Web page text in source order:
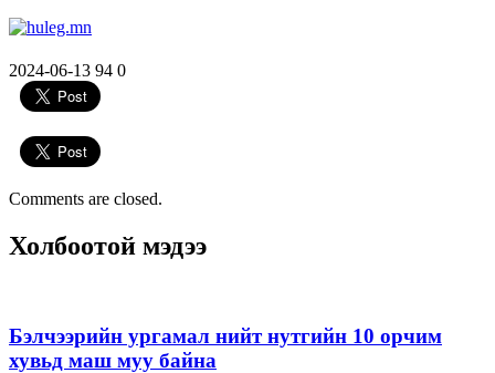
2024-06-13 94 0
Comments are closed.
Холбоотой мэдээ
Бэлчээрийн ургамал нийт нутгийн 10 орчим
хувьд маш муу байна